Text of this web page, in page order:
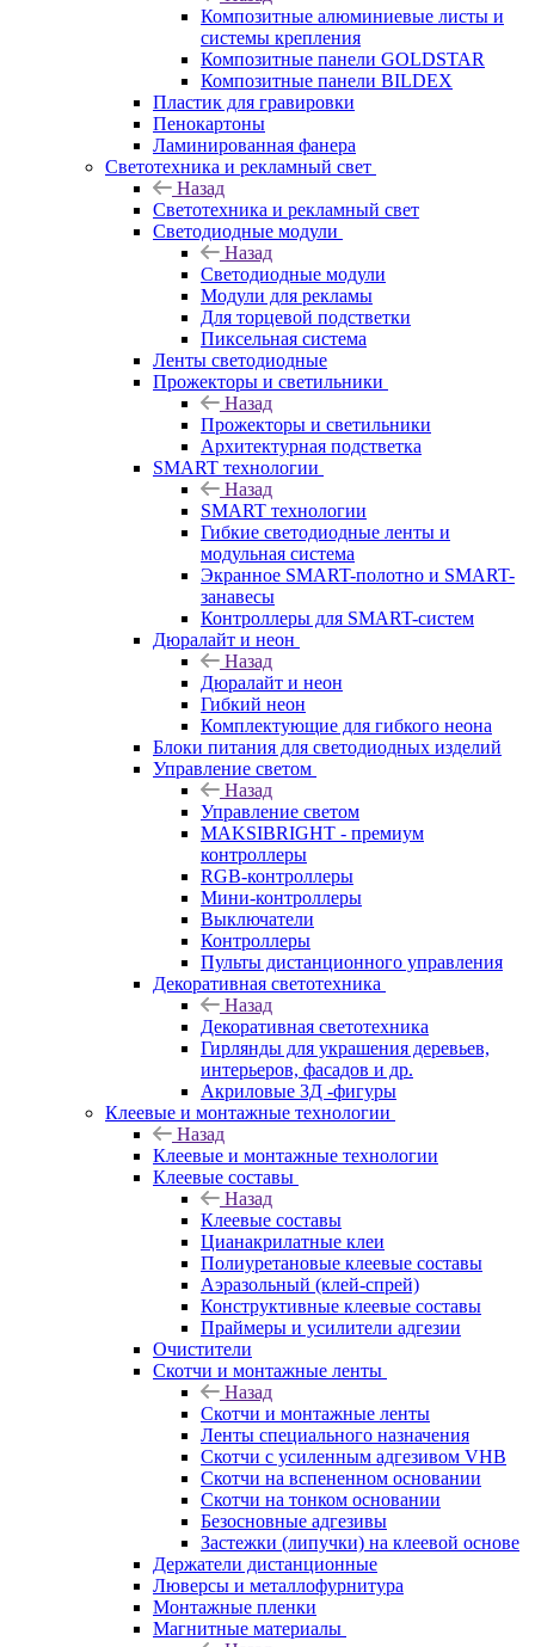
Композитные алюминиевые листы и
системы крепления
Композитные панели GOLDSTAR
Композитные панели BILDEX
Пластик для гравировки
Пенокартоны
Ламинированная фанера
Светотехника и рекламный свет
Назад
Светотехника и рекламный свет
Светодиодные модули
Назад
Светодиодные модули
Модули для рекламы
Для торцевой подстветки
Пиксельная система
Ленты светодиодные
Прожекторы и светильники
Назад
Прожекторы и светильники
Архитектурная подстветка
SMART технологии
Назад
SMART технологии
Гибкие светодиодные ленты и
модульная система
Экранное SMART-полотно и SMART-
занавесы
Контроллеры для SMART-систем
Дюралайт и неон
Назад
Дюралайт и неон
Гибкий неон
Комплектующие для гибкого неона
Блоки питания для светодиодных изделий
Управление светом
Назад
Управление светом
MAKSIBRIGHT - премиум
контроллеры
RGB-контроллеры
Мини-контроллеры
Выключатели
Контроллеры
Пульты дистанционного управления
Декоративная светотехника
Назад
Декоративная светотехника
Гирлянды для украшения деревьев,
интерьеров, фасадов и др.
Акриловые 3Д -фигуры
Клеевые и монтажные технологии
Назад
Клеевые и монтажные технологии
Клеевые составы
Назад
Клеевые составы
Цианакрилатные клеи
Полиуретановые клеевые составы
Аэразольный (клей-спрей)
Конструктивные клеевые составы
Праймеры и усилители адгезии
Очистители
Скотчи и монтажные ленты
Назад
Скотчи и монтажные ленты
Ленты специального назначения
Скотчи с усиленным адгезивом VHB
Скотчи на вспененном основании
Скотчи на тонком основании
Безосновные адгезивы
Застежки (липучки) на клеевой основе
Держатели дистанционные
Люверсы и металлофурнитура
Монтажные пленки
Магнитные материалы